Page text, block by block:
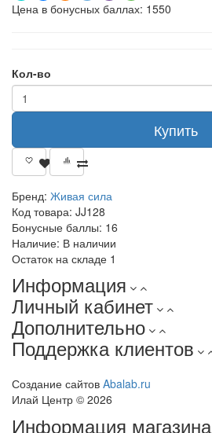
Цена в бонусных баллах: 1550
Кол-во
Купить
Бренд: Живая сила
Код товара: JJ128
Бонусные баллы: 16
Наличие: В наличии
Остаток на складе 1
Информация
Личный кабинет
Дополнительно
Поддержка клиентов
Создание сайтов Abalab.ru
Илай Центр © 2026
Информация магазина